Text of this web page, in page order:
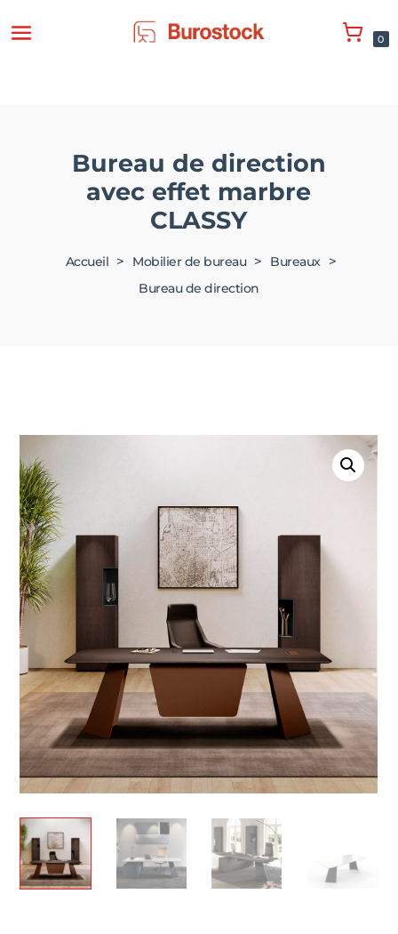
0
Bureau de direction
avec effet marbre
CLASSY
Accueil > Mobilier de bureau > Bureaux >
Bureau de direction